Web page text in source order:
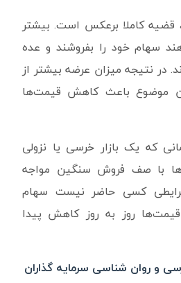
قضیه کاملا برعکس است. بیشتر
سهام خود را بفروشند و عده
در نتیجه میزان عرضه بیشتر از
موضوع باعث کاهش قیمت‌ها
که یک بازار خرسی یا نزولی
با صف فروش سنگین مواجه
کسی حاضر نیست سهام
روز به روز کاهش پیدا